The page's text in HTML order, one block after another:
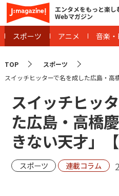
エンタメをもっと楽し
Webマガジン
スポーツ アニメ 音楽
TOP
スポーツ
スイッチヒッターで名を成した広島・高
スイッチヒッ
た広島・高橋
きない天才」
スポーツ 連載コラム